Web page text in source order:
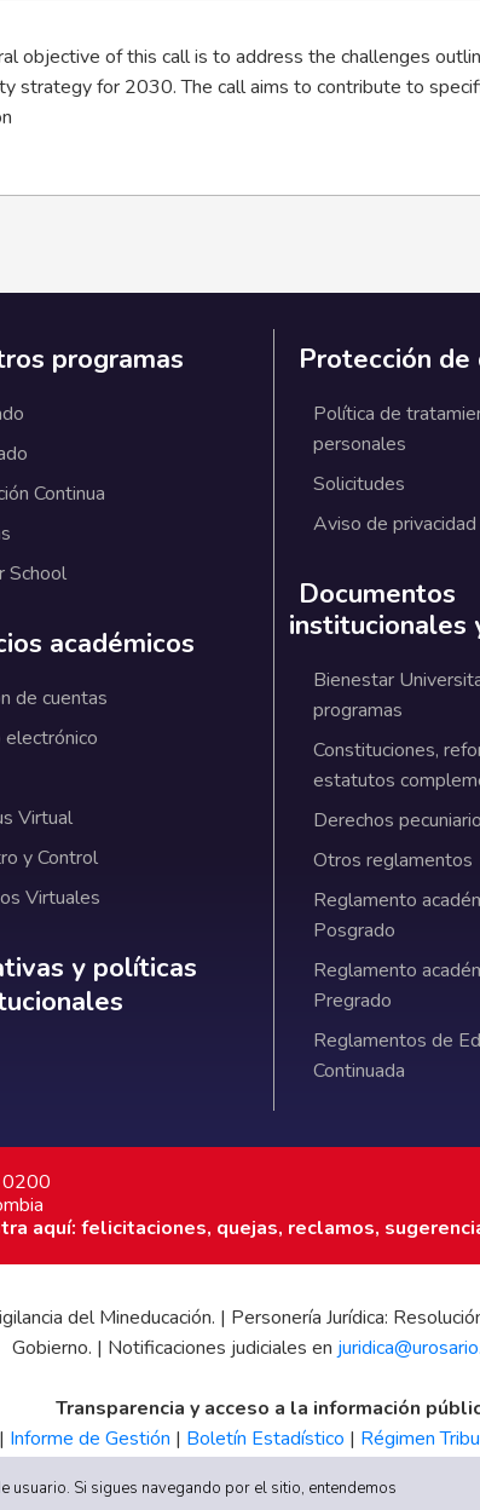
objective of this call is to address the challenges
strategy for 2030. The call aims to contribute to
programas
Continua
School
académicos
de cuentas
electrónico
Virtual
y Control
Virtuales
y políticas institucionales
y políticas
Protección de
Política de
personales
Solicitudes
Aviso de privacidad
Documentos
institucionales
Bienestar
programas
Constituciones,
estatutos
Derechos
Otros reglamentos
Reglamento
Posgrado
Reglamento
Pregrado
Reglamentos de
Continuada
0200
aquí: felicitaciones, quejas, reclamos,
del Mineducación. | Personería Jurídica:
Gobierno. | Notificaciones judiciales en
Transparencia y acceso a la información
Informe de Gestión | Boletín Estadístico | Régimen
usuario. Si sigues navegando por el sitio, entendemos